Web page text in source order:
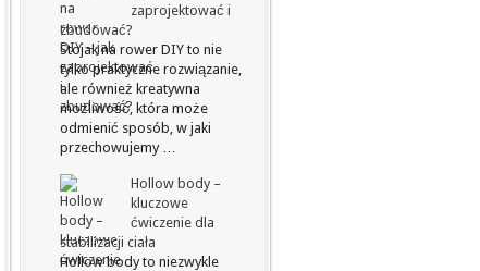
zaprojektować i
zbudować?
Stojak na rower DIY to nie
tylko praktyczne rozwiązanie,
ale również kreatywna
możliwość, która może
odmienić sposób, w jaki
przechowujemy …
Hollow body –
kluczowe
ćwiczenie dla
stabilizacji ciała
Hollow body to niezwykle